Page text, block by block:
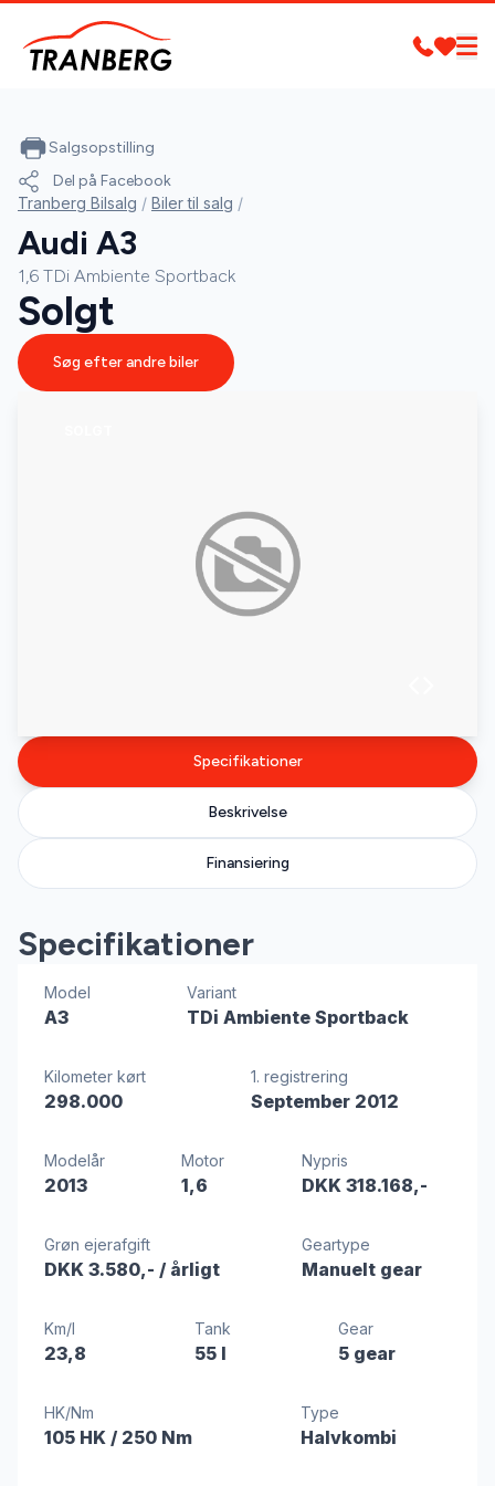
Specifikationer
Beskrivelse
Finansiering
Specifikationer
Model
A3
Variant
TDi Ambiente Sportback
Kilometer kørt
298.000
1. registrering
September 2012
Modelår
2013
Motor
1,6
Nypris
DKK 318.168,-
Grøn ejerafgift
DKK 3.580,- / årligt
Geartype
Manuelt gear
Km/l
23,8
Tank
55 l
Gear
5 gear
HK/Nm
105 HK / 250 Nm
Type
Halvkombi
Salgsopstilling
Del på Facebook
Tranberg Bilsalg / Biler til salg /
Audi A3
1,6 TDi Ambiente Sportback
Solgt
Søg efter andre biler